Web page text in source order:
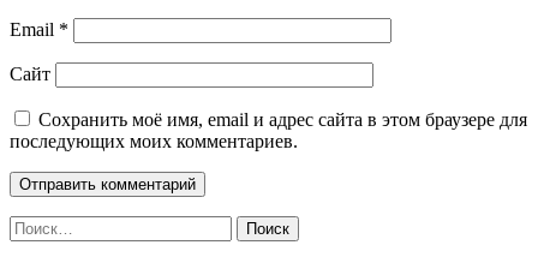
Email *
Сайт
Сохранить моё имя, email и адрес сайта в этом браузере для
последующих моих комментариев.
Найти: